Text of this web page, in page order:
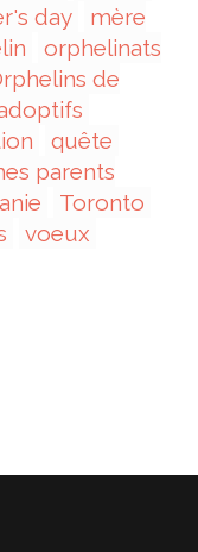
day
mère
orphelinats
de
quête
parents
Toronto
voeux